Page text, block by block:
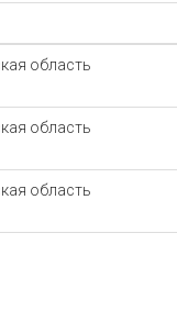
область
область
область